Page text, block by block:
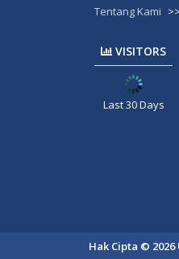
Tentang Kami >>
VISITORS
Last 30 Days
Hak Cipta ©